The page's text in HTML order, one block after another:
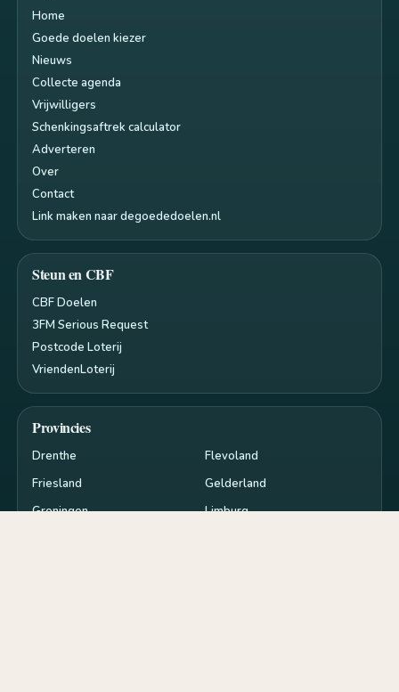
Home
Goede doelen kiezer
Nieuws
Collecte agenda
Vrijwilligers
Schenkingsaftrek calculator
Adverteren
Over
Contact
Link maken naar degoededoelen.nl
Steun en CBF
CBF Doelen
3FM Serious Request
Postcode Loterij
VriendenLoterij
Provincies
Drenthe
Flevoland
Friesland
Gelderland
Groningen
Limburg